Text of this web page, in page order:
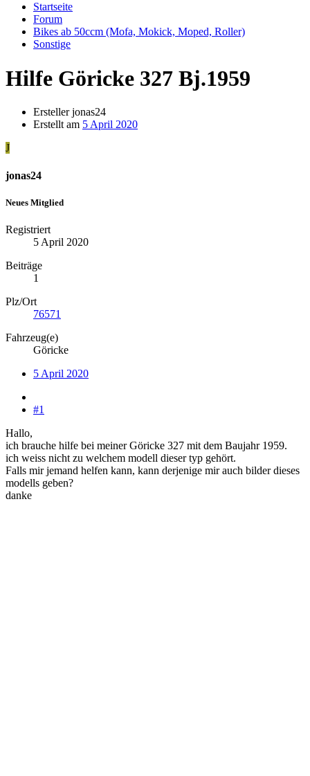
Startseite
Forum
Bikes ab 50ccm (Mofa, Mokick, Moped, Roller)
Sonstige
Hilfe Göricke 327 Bj.1959
Erstellerjonas24
Erstellt am 5 April 2020
J
jonas24
Neues Mitglied
Registriert
5 April 2020
Beiträge
1
Plz/Ort
76571
Fahrzeug(e)
Göricke
5 April 2020
#1
Hallo,
ich brauche hilfe bei meiner Göricke 327 mit dem Baujahr 1959.
ich weiss nicht zu welchem modell dieser typ gehört.
Falls mir jemand helfen kann, kann derjenige mir auch bilder dieses
modells geben?
danke